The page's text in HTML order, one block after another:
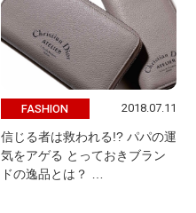
FASHION 2018.07.11
信じる者は救われる!? パパの運
気をアゲる とっておきブラン
ドの逸品とは？ …